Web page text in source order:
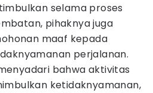
selama proses
pihaknya juga
maaf kepada
perjalanan.
bahwa aktivitas
ketidaknyamanan,